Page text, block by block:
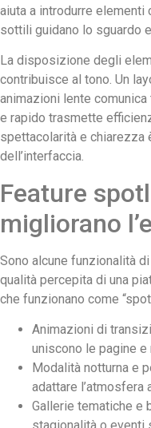
aiuta a introdurre
sottili guidano lo sguardo
La disposizione degli
contribuisce al tono. Un
animazioni lente
e rapido trasmette
spettacolarità e chiarezza
dell’interfaccia.
Feature
migliorano
Sono alcune funzionalità
qualità percepita di una
che funzionano come
Animazioni di
uniscono le pagine e
Modalità notturna e
adattare l’atmosfera
Gallerie tematiche e